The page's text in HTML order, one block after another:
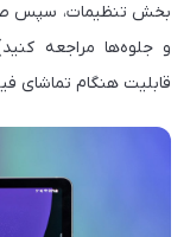
بخش تنظیمات، سپس
و جلوه‌ها مراجعه
قابلیت هنگام تماشای